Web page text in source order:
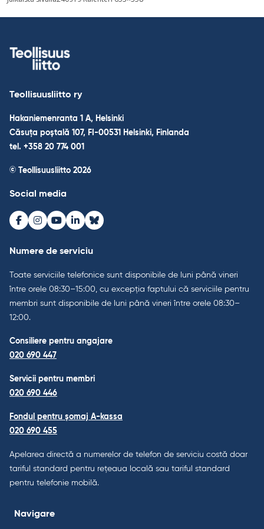
Teollisuusliitto ry
Hakaniemenranta 1 A, Helsinki
Căsuța poștală 107, FI-00531 Helsinki, Finlanda
tel. +358 20 774 001
© Teollisuusliitto 2026
Social media
Facebook
Instagram
Youtube
LinkedInBluesky
Numere de serviciu
Toate serviciile telefonice sunt disponibile de luni până vineri
între orele 08:30–15:00, cu excepția faptului că serviciile pentru
membri sunt disponibile de luni până vineri între orele 08:30–
12:00.
Consiliere pentru angajare
020 690 447
Servicii pentru membri
020 690 446
Fondul pentru șomaj A-kassa
020 690 455
Apelarea directă a numerelor de telefon de serviciu costă doar
tariful standard pentru rețeaua locală sau tariful standard
pentru telefonie mobilă.
Navigare